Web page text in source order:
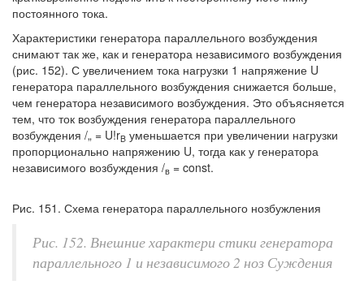
постоянного тока.
Характеристики генератора параллельного возбуждения
снимают так же, как и генератора независимого возбуждения
(рис. 152). С увеличением тока нагрузки 1 напряжение U
генератора параллельного возбуждения снижается больше,
чем генератора независимого возбуждения. Это объясняется
тем, что ток возбуждения генератора параллельного
возбуждения /„ = U!rB уменьшается при увеличении нагрузки
пропорционально напряжению U, тогда как у генератора
независимого возбуждения /в = const.
Рис. 151. Схема генератора параллельного нозбужления
Рис. 152. Внешние характери стики генератора
параллельного 1 и независимого 2 ноз Суждения